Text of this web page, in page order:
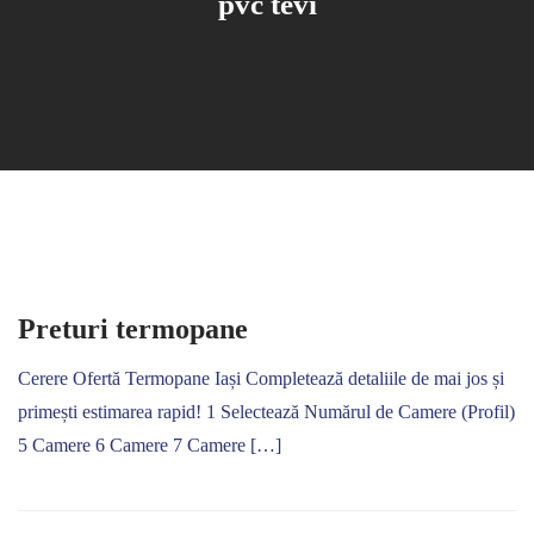
Preturi termopane
Cerere Ofertă Termopane Iași Completează detaliile de mai jos și
primești estimarea rapid! 1 Selectează Numărul de Camere (Profil)
5 Camere 6 Camere 7 Camere […]